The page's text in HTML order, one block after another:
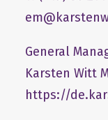
General
​Karsten Witt
https://